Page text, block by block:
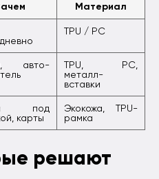
Материал
TPU / PC
авто-
TPU, PC,
металл-
вставки
под
карты
Экокожа, TPU-
рамка
решают